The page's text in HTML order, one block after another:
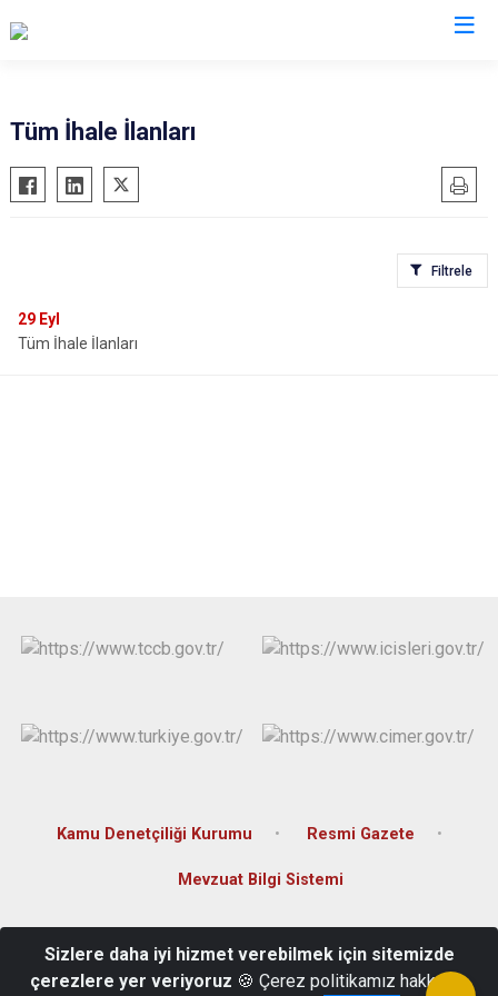
Göynücek
Gümüşhacıköy
Suluova
Taşova
Tüm İhale İlanları
Filtrele
29 Eyl
Tüm İhale İlanları
Kamu Denetçiliği Kurumu Resmi Gazete
Mevzuat Bilgi Sistemi
Merzifon/AMASYA
Sizlere daha iyi hizmet verebilmek için sitemizde
çerezlere yer veriyoruz 🍪 Çerez politikamız hakkında